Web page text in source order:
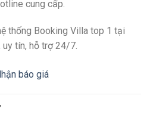
cung cấp.
thống Booking Villa top 1 tại
uy tín, hỗ trợ 24/7.